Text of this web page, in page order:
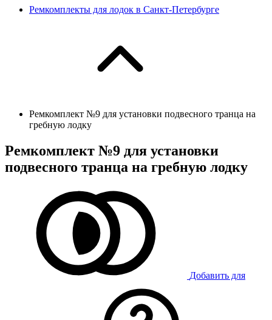
Ремкомплекты для лодок в Санкт-Петербурге
Ремкомплект №9 для установки подвесного транца на
гребную лодку
Ремкомплект №9 для установки
подвесного транца на гребную лодку
Добавить для